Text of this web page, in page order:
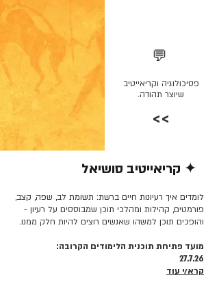
💬
פסיכולוגיה וקריאייטיב
שיוצר תהודה.
>>
✦ קריאייטיב סושיאל
לומדים איך רעיונות חיים ברשת: תשומת לב, שפה, קצב,
פורמטים, קהילות ומהלכי תוכן שמבוססים על רעיון -
והופכים תוכן למשהו שאנשים רוצים להיות חלק ממנו.
מועד פתיחת תוכנית הלימודים הקרובה:
27.7.26
קרא/י עוד